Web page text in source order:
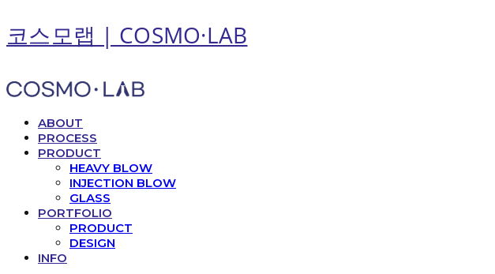
코스모랩 | COSMO·LAB
ABOUT
PROCESS
PRODUCT
HEAVY BLOW
INJECTION BLOW
GLASS
PORTFOLIO
PRODUCT
DESIGN
INFO